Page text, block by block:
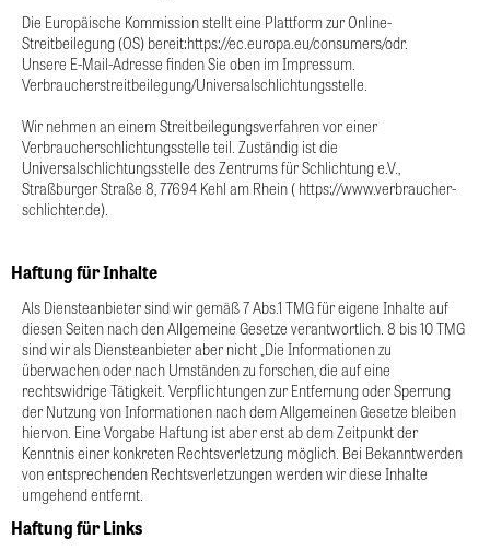
Die Europäische Kommission stellt eine Plattform zur Online-
Streitbeilegung (OS) bereit:https://ec.europa.eu/consumers/odr.
Unsere E-Mail-Adresse finden Sie oben im Impressum.
Verbraucherstreitbeilegung/Universalschlichtungsstelle.
Wir nehmen an einem Streitbeilegungsverfahren vor einer
Verbraucherschlichtungsstelle teil. Zuständig ist die
Universalschlichtungsstelle des Zentrums für Schlichtung e.V.,
Straßburger Straße 8, 77694 Kehl am Rhein ( https://www.verbraucher-
schlichter.de).
Haftung für Inhalte
Als Diensteanbieter sind wir gemäß 7 Abs.1 TMG für eigene Inhalte auf
diesen Seiten nach den Allgemeine Gesetze verantwortlich. 8 bis 10 TMG
sind wir als Diensteanbieter aber nicht „Die Informationen zu
überwachen oder nach Umständen zu forschen, die auf eine
rechtswidrige Tätigkeit. Verpflichtungen zur Entfernung oder Sperrung
der Nutzung von Informationen nach dem Allgemeinen Gesetze bleiben
hiervon. Eine Vorgabe Haftung ist aber erst ab dem Zeitpunkt der
Kenntnis einer konkreten Rechtsverletzung möglich. Bei Bekanntwerden
von entsprechenden Rechtsverletzungen werden wir diese Inhalte
umgehend entfernt.
Haftung für Links